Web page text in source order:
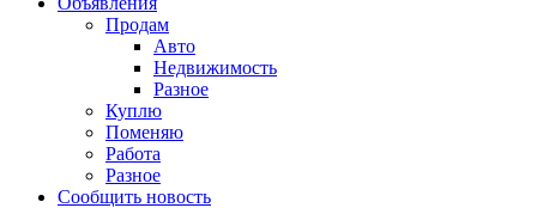
Продам
Авто
Недвижимость
Разное
Куплю
Поменяю
Работа
Разное
Сообщить новость